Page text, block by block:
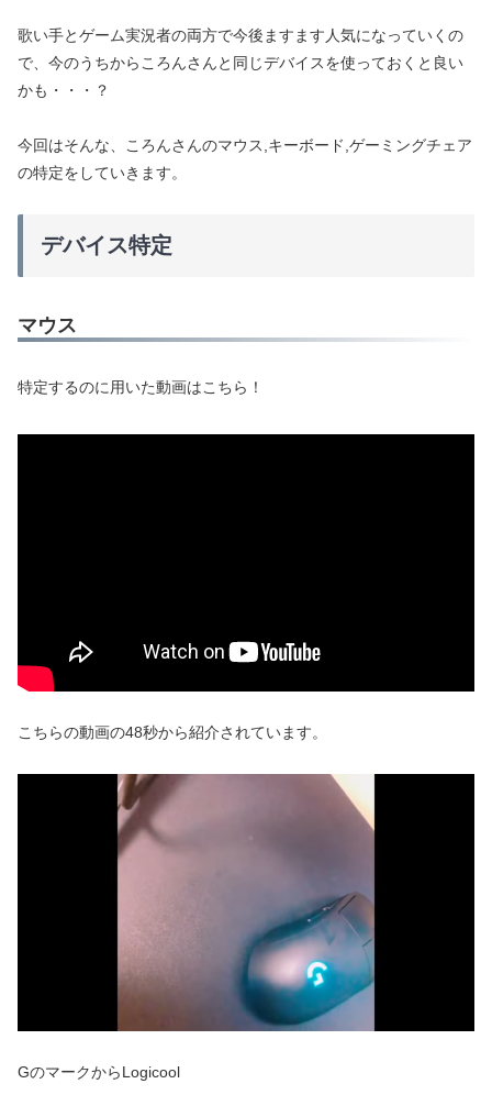
歌い手とゲーム実況者の両方で今後ますます人気になっていくの
で、今のうちからころんさんと同じデバイスを使っておくと良い
かも・・・？
今回はそんな、ころんさんのマウス,キーボード,ゲーミングチェア
の特定をしていきます。
デバイス特定
マウス
特定するのに用いた動画はこちら！
こちらの動画の48秒から紹介されています。
GのマークからLogicool